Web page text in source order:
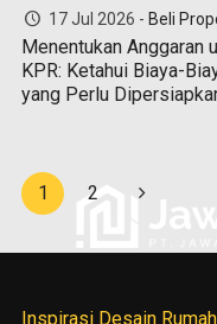
17 Jul 2026 - Beli
Menentukan Anggaran
KPR: Ketahui Biaya-
yang Perlu
1 2
Inspirasi Desain